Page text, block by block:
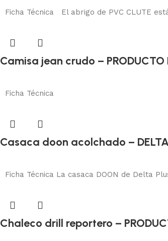
Ficha Técnica El abrigo de PVC CLUTE
Camisa jean crudo – PRODUCTO
Protección corporal
Ficha Técnica
Casaca doon acolchado –
Ficha Técnica La casaca DOON de Delta
Chaleco drill reportero –